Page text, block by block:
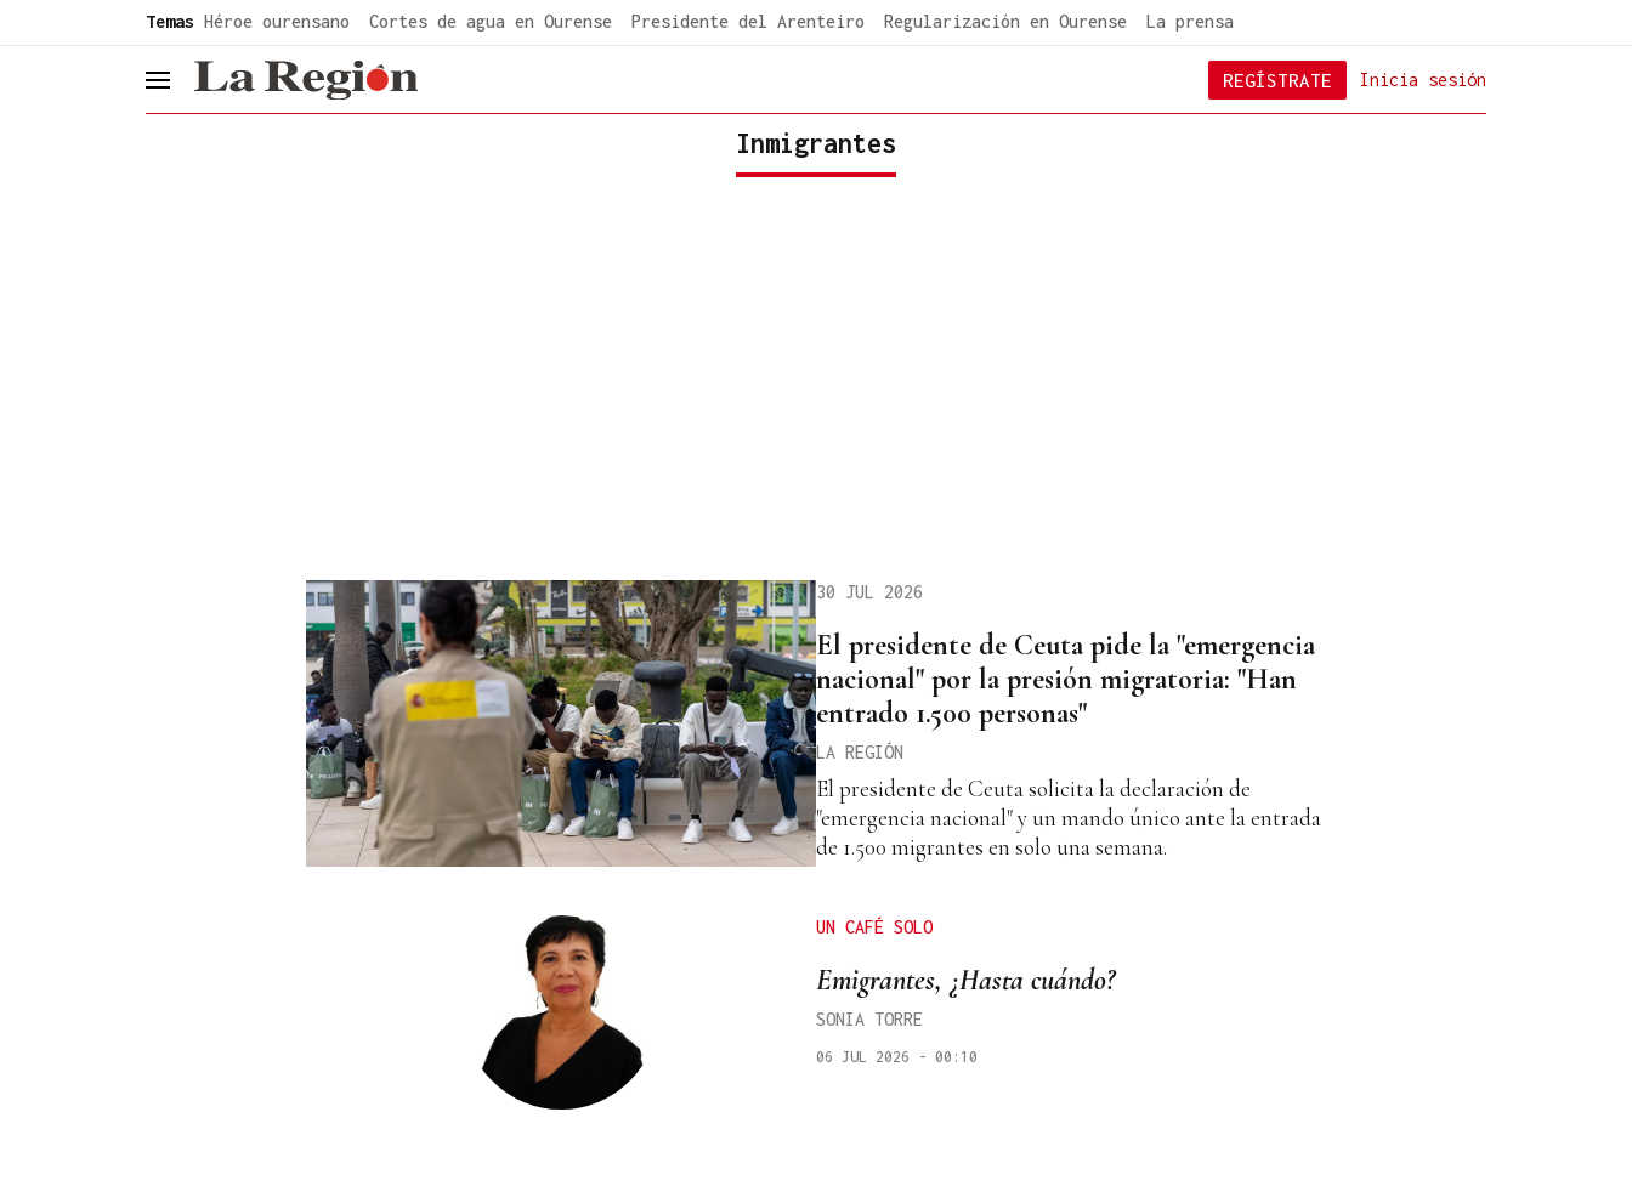
Temas Héroe ourensano Cortes de agua en Ourense Presidente del Arenteiro Regularización en Ourense La prensa
header.menu.open Inicia sesión
REGÍSTRATE
Inmigrantes
30 JUL 2026
El presidente de Ceuta pide la "emergencia
nacional" por la presión migratoria: "Han
entrado 1.500 personas"
LA REGIÓN
El presidente de Ceuta solicita la declaración de
"emergencia nacional" y un mando único ante la entrada
de 1.500 migrantes en solo una semana.
UN CAFÉ SOLO
Emigrantes, ¿Hasta cuándo?
SONIA TORRE
06 JUL 2026 - 00:10